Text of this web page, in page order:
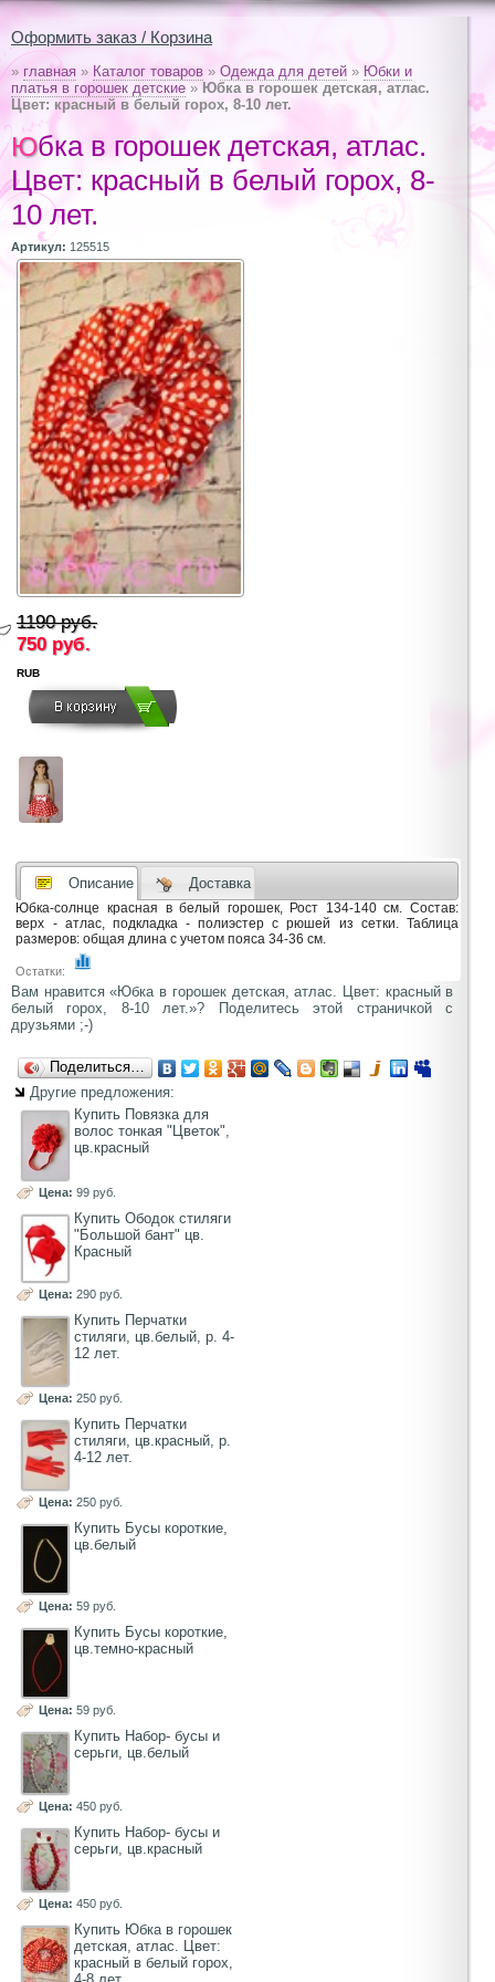
Оформить заказ / Корзина
» главная » Каталог товаров » Одежда для детей » Юбки и
платья в горошек детские » Юбка в горошек детская, атлас.
Цвет: красный в белый горох, 8-10 лет.
Юбка в горошек детская, атлас.
Цвет: красный в белый горох, 8-
10 лет.
Артикул: 125515
1190 руб.
750 руб.
RUB
Описание Доставка
Юбка-солнце красная в белый горошек, Рост 134-140 см. Состав:
верх - атлас, подкладка - полиэстер с рюшей из сетки. Таблица
размеров: общая длина с учетом пояса 34-36 см.
Остатки:
Вам нравится «Юбка в горошек детская, атлас. Цвет: красный в
белый горох, 8-10 лет.»? Поделитесь этой страничкой с
друзьями ;-)
Поделиться…
Другие предложения:
Купить Повязка для
волос тонкая "Цветок",
цв.красный
Цена: 99 руб.
Купить Ободок стиляги
"Большой бант" цв.
Красный
Цена: 290 руб.
Купить Перчатки
стиляги, цв.белый, р. 4-
12 лет.
Цена: 250 руб.
Купить Перчатки
стиляги, цв.красный, р.
4-12 лет.
Цена: 250 руб.
Купить Бусы короткие,
цв.белый
Цена: 59 руб.
Купить Бусы короткие,
цв.темно-красный
Цена: 59 руб.
Купить Набор- бусы и
серьги, цв.белый
Цена: 450 руб.
Купить Набор- бусы и
серьги, цв.красный
Цена: 450 руб.
Купить Юбка в горошек
детская, атлас. Цвет:
красный в белый горох,